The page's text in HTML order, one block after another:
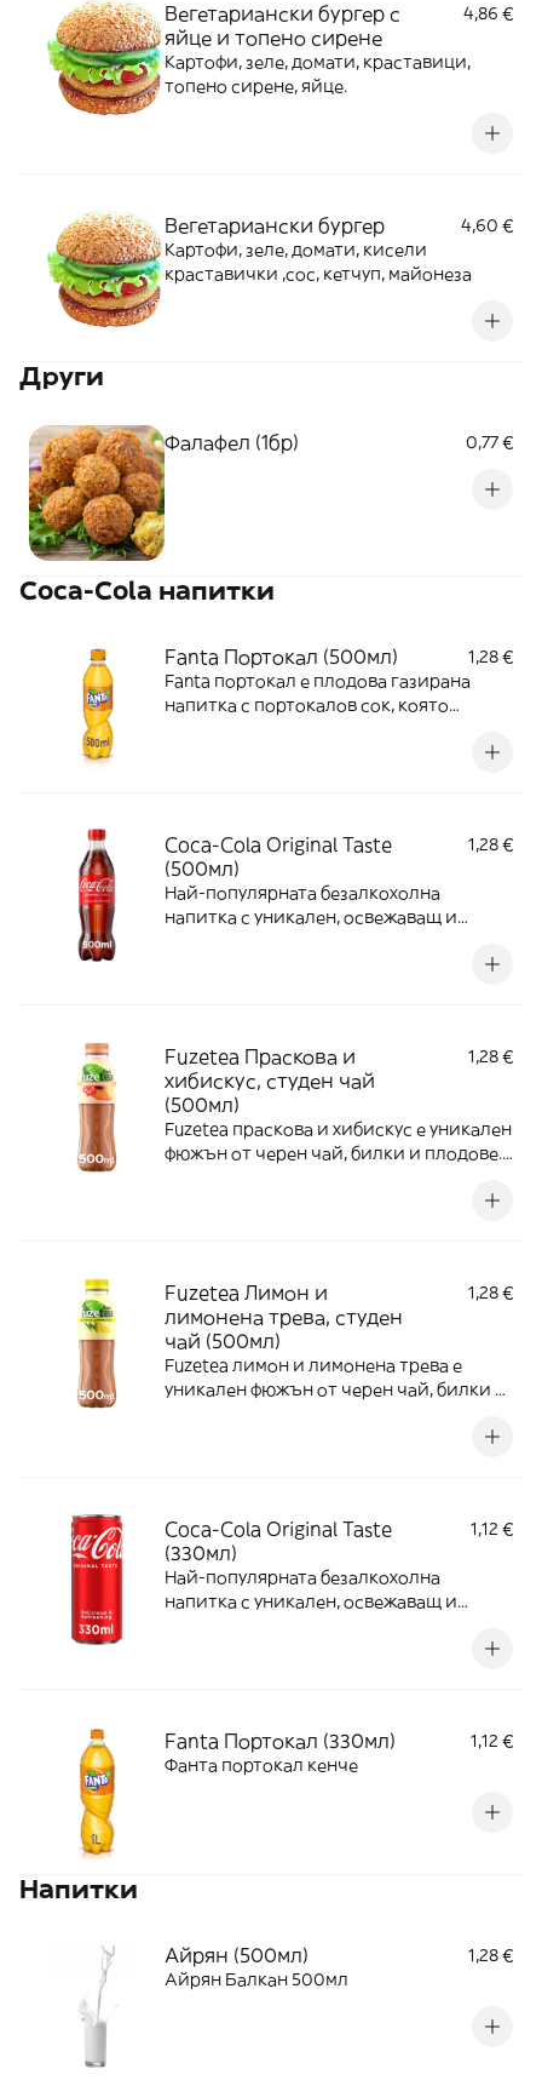
Вегетариански бургер с
яйце и топено сирене
4,86 €
Картофи, зеле, домати, краставици,
топено сирене, яйце.
Вегетариански бургер
4,60 €
Картофи, зеле, домати, кисели
краставички ,сос, кетчуп, майонеза
Други
Фалафел (1бр) 0,77 €
Coca-Cola напитки
Fanta Портокал (500мл)
1,28 €
Fanta портокал е плодова газирана
напитка с портокалов сок, която
Coca-Cola Original Taste
(500мл)
1,28 €
Най-популярната безалкохолна
напитка с уникален, освежаващ и
Fuzetea Праскова и
хибискус, студен чай
(500мл)
1,28 €
Fuzetea праскова и хибискус е уникален
фюжън от черен чай, билки и плодове.
подсладители (захар и/или стевия), за
Fuzetea Лимон и
лимонена трева, студен
чай (500мл)
1,28 €
Fuzetea лимон и лимонена трева е
уникален фюжън от черен чай, билки и
подсладители (захар и/или стевия), за
Coca-Cola Original Taste
(330мл)
1,12 €
Най-популярната безалкохолна
напитка с уникален, освежаващ и
Fanta Портокал (330мл)
1,12 €
Фанта портокал кенче
Напитки
Айрян (500мл)
1,28 €
Айрян Балкан 500мл